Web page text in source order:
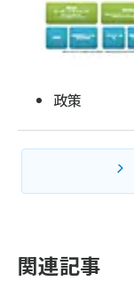
政策
関連記事